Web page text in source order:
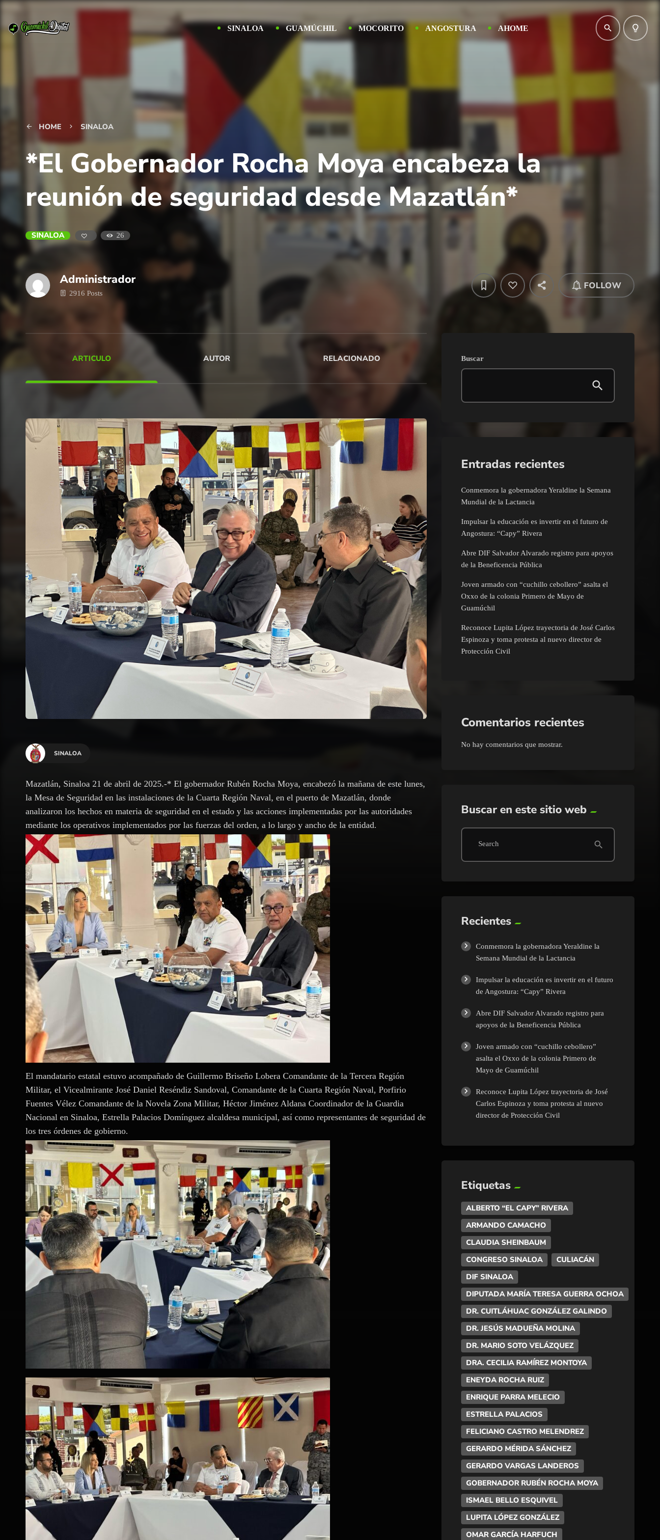
SINALOA GUAMÚCHIL MOCORITO ANGOSTURA AHOME search lightbulb_outline
arrow_back HOME keyboard_arrow_right SINALOA
*El Gobernador Rocha Moya encabeza la
reunión de seguridad desde Mazatlán*
SINALOA 26
Administrador
2916 Posts
FOLLOW
ARTICULO AUTOR RELACIONADO
SINALOA
Mazatlán, Sinaloa 21 de abril de 2025.-* El gobernador Rubén Rocha Moya, encabezó la mañana de este lunes,
la Mesa de Seguridad en las instalaciones de la Cuarta Región Naval, en el puerto de Mazatlán, donde
analizaron los hechos en materia de seguridad en el estado y las acciones implementadas por las autoridades
mediante los operativos implementados por las fuerzas del orden, a lo largo y ancho de la entidad.
El mandatario estatal estuvo acompañado de Guillermo Briseño Lobera Comandante de la Tercera Región
Militar, el Vicealmirante José Daniel Reséndiz Sandoval, Comandante de la Cuarta Región Naval, Porfirio
Fuentes Vélez Comandante de la Novela Zona Militar, Héctor Jiménez Aldana Coordinador de la Guardia
Nacional en Sinaloa, Estrella Palacios Domínguez alcaldesa municipal, así como representantes de seguridad de
los tres órdenes de gobierno.
Buscar
Entradas recientes
Conmemora la gobernadora Yeraldine la Semana
Mundial de la Lactancia
Impulsar la educación es invertir en el futuro de
Angostura: “Capy” Rivera
Abre DIF Salvador Alvarado registro para apoyos
de la Beneficencia Pública
Joven armado con “cuchillo cebollero” asalta el
Oxxo de la colonia Primero de Mayo de
Guamúchil
Reconoce Lupita López trayectoria de José Carlos
Espinoza y toma protesta al nuevo director de
Protección Civil
Comentarios recientes
No hay comentarios que mostrar.
Buscar en este sitio web
Search search
Recientes
Conmemora la gobernadora Yeraldine la
Semana Mundial de la Lactancia
Impulsar la educación es invertir en el futuro
de Angostura: “Capy” Rivera
Abre DIF Salvador Alvarado registro para
apoyos de la Beneficencia Pública
Joven armado con “cuchillo cebollero”
asalta el Oxxo de la colonia Primero de
Mayo de Guamúchil
Reconoce Lupita López trayectoria de José
Carlos Espinoza y toma protesta al nuevo
director de Protección Civil
Etiquetas
ALBERTO “EL CAPY” RIVERA
ARMANDO CAMACHO
CLAUDIA SHEINBAUM
CONGRESO SINALOA
CULIACÁN
DIF SINALOA
DIPUTADA MARÍA TERESA GUERRA OCHOA
DR. CUITLÁHUAC GONZÁLEZ GALINDO
DR. JESÚS MADUEÑA MOLINA
DR. MARIO SOTO VELÁZQUEZ
DRA. CECILIA RAMÍREZ MONTOYA
ENEYDA ROCHA RUIZ
ENRIQUE PARRA MELECIO
ESTRELLA PALACIOS
FELICIANO CASTRO MELENDREZ
GERARDO MÉRIDA SÁNCHEZ
GERARDO VARGAS LANDEROS
GOBERNADOR RUBÉN ROCHA MOYA
ISMAEL BELLO ESQUIVEL
LUPITA LÓPEZ GONZÁLEZ
OMAR GARCÍA HARFUCH